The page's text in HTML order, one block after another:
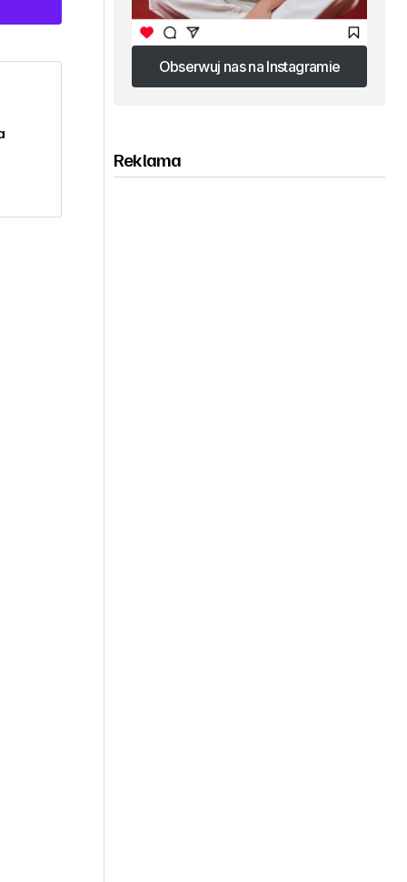
Obserwuj nas na Instagramie
Obserwuj nas na Instagramie
Reklama